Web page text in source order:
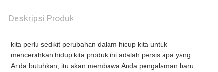
SITEMAP
KEBIJAKAN
Deskripsi Produk
kita perlu sedikit perubahan dalam hidup kita untuk
mencerahkan hidup kita produk ini adalah persis apa yang
Anda butuhkan, itu akan membawa Anda pengalaman baru